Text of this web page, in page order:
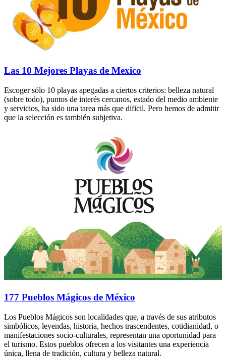
Las 10 Mejores Playas de Mexico
Escoger sólo 10 playas apegadas a ciertos criterios: belleza natural
(sobre todo), puntos de interés cercanos, estado del medio ambiente
y servicios, ha sido una tarea más que dificil. Pero hemos de admitir
que la selección es también subjetiva.
177 Pueblos Mágicos de México
Los Pueblos Mágicos son localidades que, a través de sus atributos
simbólicos, leyendas, historia, hechos trascendentes, cotidianidad, o
manifestaciones socio-culturales, representan una oportunidad para
el turismo. Estos pueblos ofrecen a los visitantes una experiencia
única, llena de tradición, cultura y belleza natural.